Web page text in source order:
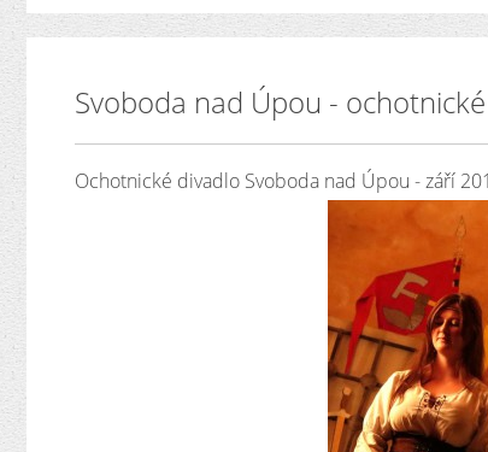
Svoboda nad Úpou -
Ochotnické divadlo Svoboda nad Úpou - září